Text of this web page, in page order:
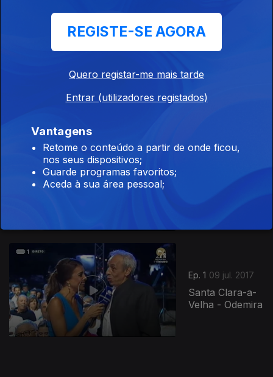
Azenhas do
Mar - Sintra
Ep. 1 09 jul. 2017
Santa Clara-a-
Velha - Odemira
297698
REGISTE-SE AGORA
Quero registar-me mais tarde
Entrar (utilizadores registados)
Vantagens
Retome o conteúdo a partir de onde ficou,
nos seus dispositivos;
Guarde programas favoritos;
Aceda à sua área pessoal;